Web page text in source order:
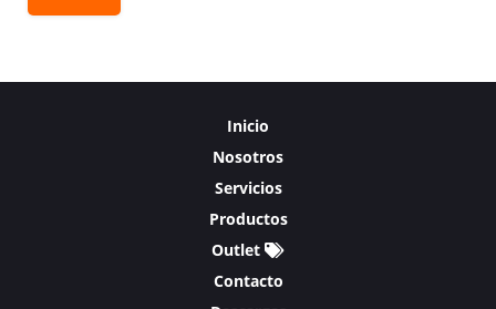
Inicio
Nosotros
Servicios
Productos
Outlet
Contacto